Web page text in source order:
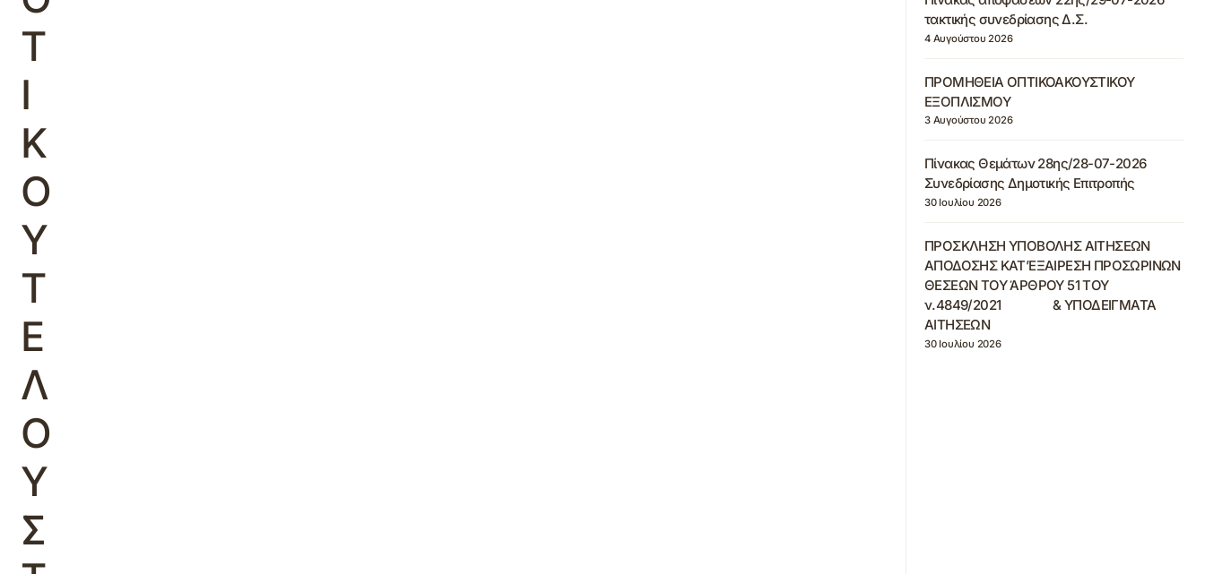
Τ
Ι
Κ
Ο
Υ
Τ
Ε
Λ
Ο
Υ
Σ
τακτικής συνεδρίασης Δ.Σ.
4 Αυγούστου 2026
ΠΡΟΜΗΘΕΙΑ ΟΠΤΙΚΟΑΚΟΥΣΤΙΚΟΥ
ΕΞΟΠΛΙΣΜΟΥ
3 Αυγούστου 2026
Πίνακας Θεμάτων 28ης/28-07-2026
Συνεδρίασης Δημοτικής Επιτροπής
30 Ιουλίου 2026
ΠΡΟΣΚΛΗΣΗ ΥΠΟΒΟΛΗΣ ΑΙΤΗΣΕΩΝ
ΑΠΟΔΟΣΗΣ ΚΑΤ’ΕΞΑΙΡΕΣΗ ΠΡΟΣΩΡΙΝΩΝ
ΘΕΣΕΩΝ ΤΟΥ ΆΡΘΡΟΥ 51 ΤΟΥ
ν.4849/2021 & ΥΠΟΔΕΙΓΜΑΤΑ
ΑΙΤΗΣΕΩΝ
30 Ιουλίου 2026